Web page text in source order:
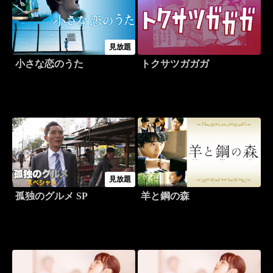
見放題
小さな恋のうた トクサツガガガ
見放題
孤独のグルメ SP 羊と鋼の森